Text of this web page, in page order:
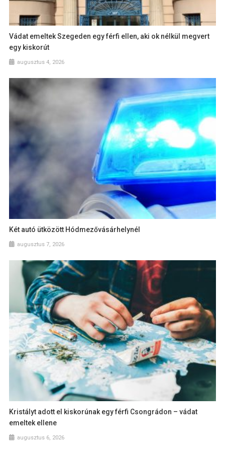
Vádat emeltek Szegeden egy férfi ellen, aki ok nélkül megvert
egy kiskorút
augusztus 4, 2026
Két autó ütközött Hódmezővásárhelynél
augusztus 7, 2026
Kristályt adott el kiskorúnak egy férfi Csongrádon – vádat
emeltek ellene
augusztus 6, 2026